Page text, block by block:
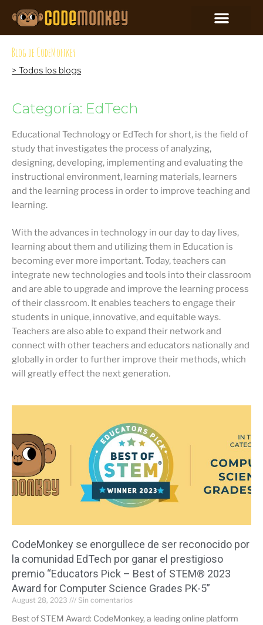
Blog de CodeMonkey
> Todos los blogs
Categoría: EdTech
Educational Technology or EdTech for short, is the field of
study that investigates the process of analyzing,
designing, developing, implementing and evaluating the
instructional environment, learning materials, learners
and the learning process in order to improve teaching and
learning.
With the advances in technology in our day to day lives,
learning about them and utilizing them in Education is
becoming ever more important. Today, teachers can
integrate new technologies and tools into their classroom
and are able to upgrade and improve the learning process
of their classroom. It enables teachers to engage their
students in unique, innovative, and equitable ways.
Teachers are also able to expand their network and
connect with other teachers and educators nationally and
globally in order to further improve their methods, which
will greatly effect the next generation.
CodeMonkey se enorgullece de ser reconocido por
la comunidad EdTech por ganar el prestigioso
premio “Educators Pick – Best of STEM® 2023
Award for Computer Science Grades PK-5”
August 28, 2023 Sin comentarios
Best of STEM Award: CodeMonkey, a leading online platform